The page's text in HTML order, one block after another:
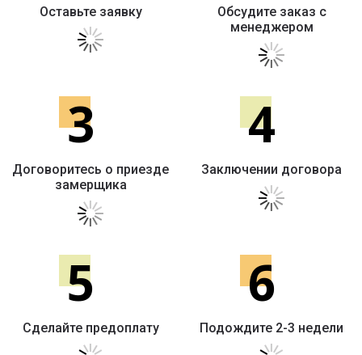
Оставьте заявку
Обсудите заказ с
менеджером
3
Договоритесь о приезде
замерщика
4
Заключении договора
5
Сделайте предоплату
6
Подождите 2-3 недели